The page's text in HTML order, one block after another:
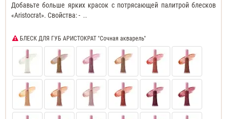
Добавьте больше ярких красок с потрясающей палитрой блесков
«Aristocrat». Свойства: - ..
БЛЕСК ДЛЯ ГУБ АРИСТОКРАТ "Сочная акварель"